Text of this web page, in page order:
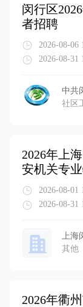
闵行区
者招聘
2026-08-06
2026-08-31
中共
社区
2026年上
安机关专
2026-08-01
2026-08-31
上海
其他
2026年衢